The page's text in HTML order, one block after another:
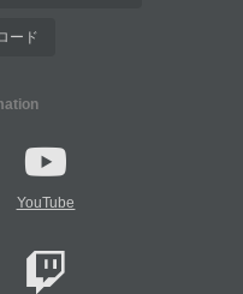
ード
YouTube